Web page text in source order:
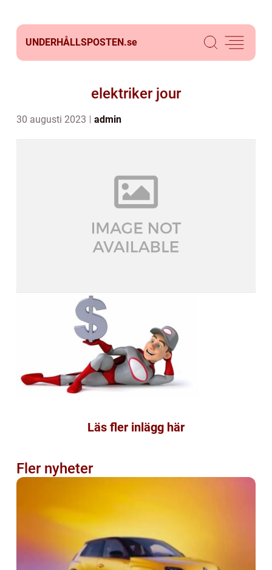
UNDERHÅLLSPOSTEN.se
elektriker jour
30 augusti 2023 admin
Läs fler inlägg här
Fler nyheter